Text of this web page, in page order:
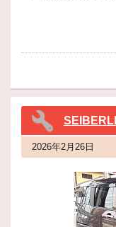
2026年2月26日